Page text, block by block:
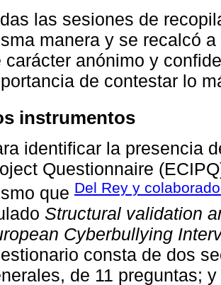
las sesiones de
manera y se recalcó
carácter anónimo y
de contestar lo
instrumentos
identificar la presencia
Questionnaire
que Del Rey y
Structural validation
Cyberbullying
consta de dos
de 11 preguntas;